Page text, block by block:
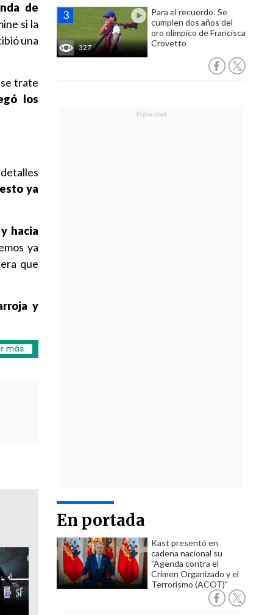
327
Para el recuerdo: Se
cumplen dos años del
oro olímpico de Francisca
Crovetto
En portada
Kast presentó en
cadena nacional su
"Agenda contra el
Crimen Organizado y el
Terrorismo (ACOT)"
de
si la
una
trate
los
esto ya
hacia
ya
que
y